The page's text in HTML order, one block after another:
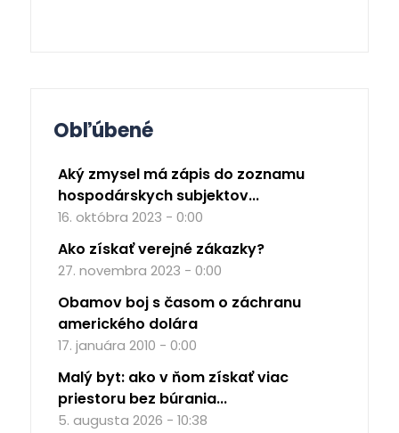
Obľúbené
Aký zmysel má zápis do zoznamu
hospodárskych subjektov...
16. októbra 2023 - 0:00
Ako získať verejné zákazky?
27. novembra 2023 - 0:00
Obamov boj s časom o záchranu
amerického dolára
17. januára 2010 - 0:00
Malý byt: ako v ňom získať viac
priestoru bez búrania...
5. augusta 2026 - 10:38